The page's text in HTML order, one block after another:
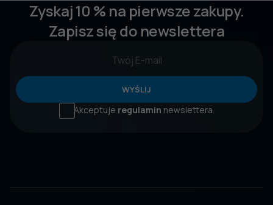
Zyskaj 10 % na pierwsze zakupy.
Zapisz się do newslettera
WYŚLIJ
Akceptuje regulamin newslettera.